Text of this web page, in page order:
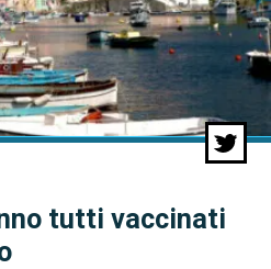
tutti vaccinati